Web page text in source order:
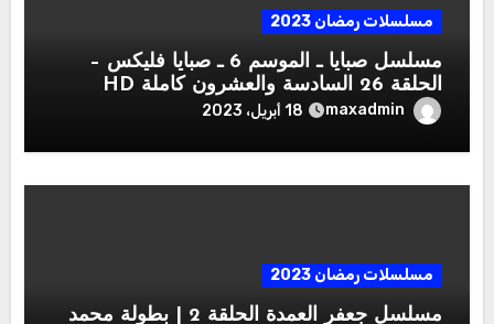
مسلسلات رمضان 2023
مسلسل صبايا ـ الموسم 6 ـ صبايا فليكس –
الحلقة 26 السادسة والعشرون كاملة HD
maxadmin 18 أبريل، 2023
مسلسلات رمضان 2023
مسلسل جعفر العمدة الحلقة 2 | بطولة محمد